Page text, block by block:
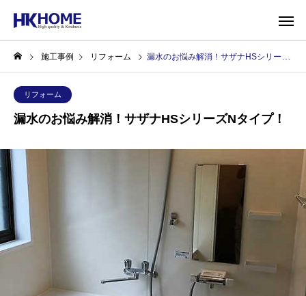
施工事例 リフォーム 漏水のお悩み解消！サザナHSシリーズNタイプ！
リフォーム
漏水のお悩み解消！サザナHSシリーズNタイプ！